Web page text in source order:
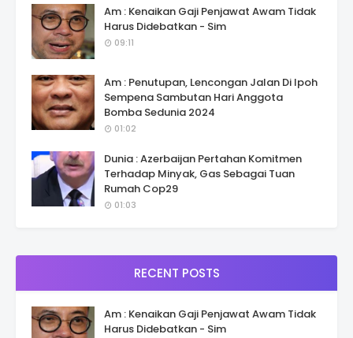
Am : Kenaikan Gaji Penjawat Awam Tidak
Harus Didebatkan - Sim
09:11
Am : Penutupan, Lencongan Jalan Di Ipoh
Sempena Sambutan Hari Anggota
Bomba Sedunia 2024
01:02
Dunia : Azerbaijan Pertahan Komitmen
Terhadap Minyak, Gas Sebagai Tuan
Rumah Cop29
01:03
RECENT POSTS
Am : Kenaikan Gaji Penjawat Awam Tidak
Harus Didebatkan - Sim